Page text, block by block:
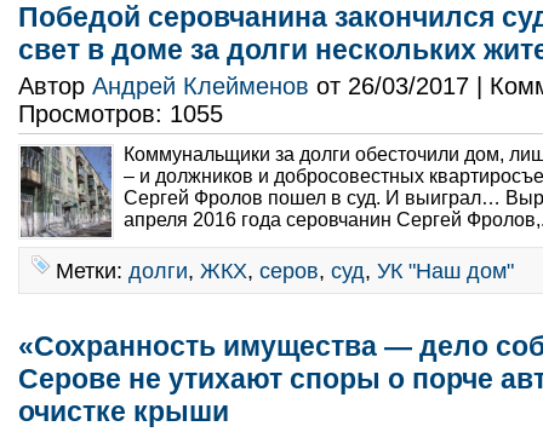
Победой серовчанина закончился
свет в доме за долги нескольких
Автор Андрей Клейменов от 26/03/2017 |
Просмотров: 1055
Коммунальщики за долги обесточили дом,
– и должников и добросовестных
Сергей Фролов пошел в суд. И выиграл…
апреля 2016 года серовчанин Сергей
Метки: долги, ЖКХ, серов, суд, УК "Наш дом"
«Сохранность имущества — дело
Серове не утихают споры о порче
очистке крыши